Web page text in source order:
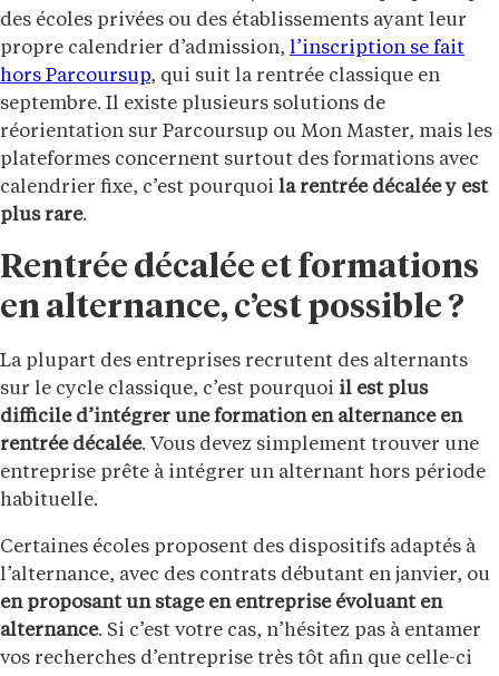
des écoles privées ou des établissements ayant leur
propre calendrier d’admission, l’inscription se fait
hors Parcoursup, qui suit la rentrée classique en
septembre. Il existe plusieurs solutions de
réorientation sur Parcoursup ou Mon Master, mais les
plateformes concernent surtout des formations avec
calendrier fixe, c’est pourquoi la rentrée décalée y est
plus rare.
Rentrée décalée et formations
en alternance, c’est possible ?
La plupart des entreprises recrutent des alternants
sur le cycle classique, c’est pourquoi il est plus
difficile d’intégrer une formation en alternance en
rentrée décalée. Vous devez simplement trouver une
entreprise prête à intégrer un alternant hors période
habituelle.
Certaines écoles proposent des dispositifs adaptés à
l’alternance, avec des contrats débutant en janvier, ou
en proposant un stage en entreprise évoluant en
alternance. Si c’est votre cas, n’hésitez pas à entamer
vos recherches d’entreprise très tôt afin que celle-ci